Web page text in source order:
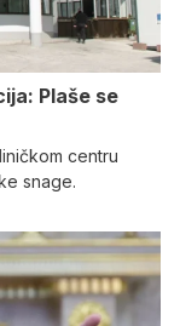
Plaše se
centru
snage.